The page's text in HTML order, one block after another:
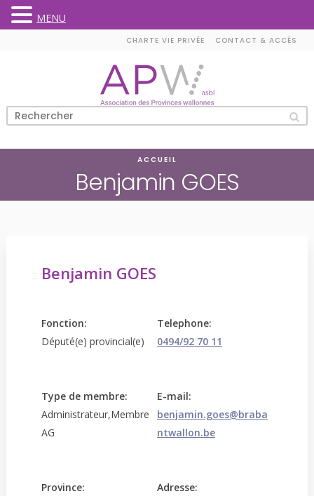
CHARTE VIE PRIVÉE CONTACT & ACCÈS
ACCUEIL
Benjamin GOES
Benjamin GOES
Fonction:
Député(e) provincial(e)
Type de membre:
Administrateur,Membre
AG
Province:
Telephone:
0494/92 70 11
E-mail:
benjamin.goes@braba
ntwallon.be
Adresse:
MENU